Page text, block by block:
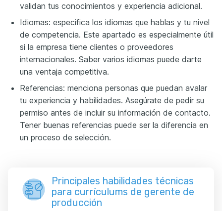
validan tus conocimientos y experiencia adicional.
Idiomas: especifica los idiomas que hablas y tu nivel
de competencia. Este apartado es especialmente útil
si la empresa tiene clientes o proveedores
internacionales. Saber varios idiomas puede darte
una ventaja competitiva.
Referencias: menciona personas que puedan avalar
tu experiencia y habilidades. Asegúrate de pedir su
permiso antes de incluir su información de contacto.
Tener buenas referencias puede ser la diferencia en
un proceso de selección.
Principales habilidades técnicas
para currículums de gerente de
producción